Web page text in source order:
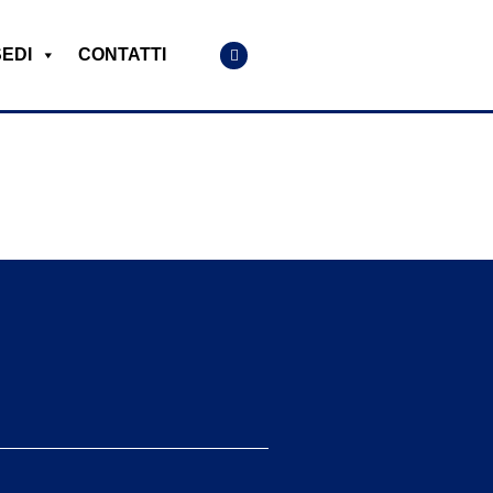
CONTATTI